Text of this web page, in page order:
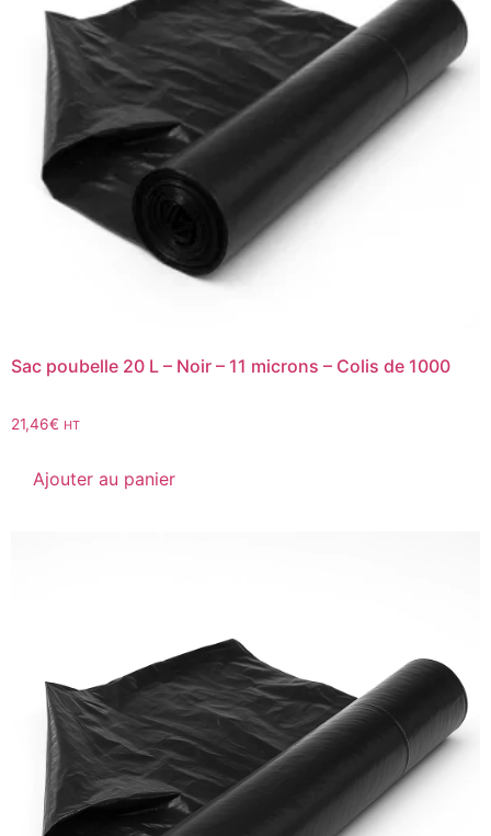
Sac poubelle 20 L – Noir – 11 microns – Colis de 1000
21,46€ HT
Ajouter au panier